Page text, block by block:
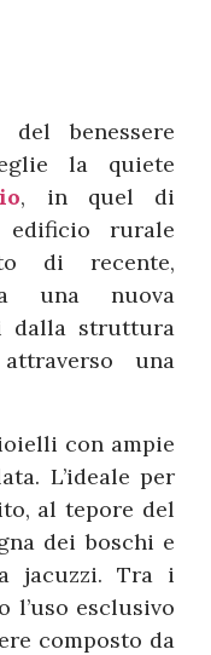
del benessere
la quiete
, in quel di
rurale
di recente,
una nuova
dalla struttura
una
con ampie
L’ideale per
al tepore del
dei boschi e
jacuzzi. Tra i
l’uso esclusivo
composto da